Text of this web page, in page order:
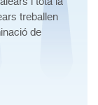
treballen
de